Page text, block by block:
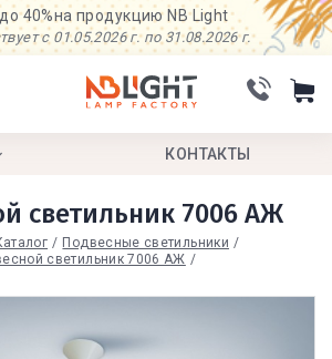
40%на продукцию NB Light
с 01.05.2026 г. по 31.08.2026 г.
КОНТАКТЫ
светильник 7006 АЖ
Подвесные светильники
светильник 7006 АЖ